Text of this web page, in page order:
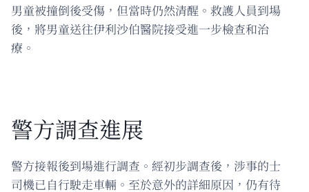
男童被撞倒後受傷，但當時仍然清醒。救護人員到場
後，將男童送往伊利沙伯醫院接受進一步檢查和治
療。
警方調查進展
警方接報後到場進行調查。經初步調查後，涉事的士
司機已自行駛走車輛。至於意外的詳細原因，仍有待